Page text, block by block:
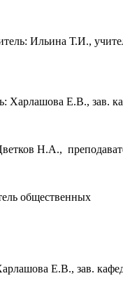
Ильина Т.И.,
Харлашова Е.В., зав.
Н.А.,
общественных
Е.В., зав.